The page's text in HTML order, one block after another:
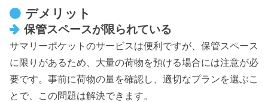
デメリット
保管スペースが限られている
サマリーポケットのサービスは便利ですが、保管スペース
に限りがあるため、大量の荷物を預ける場合には注意が必
要です。事前に荷物の量を確認し、適切なプランを選ぶこ
とで、この問題は解決できます。